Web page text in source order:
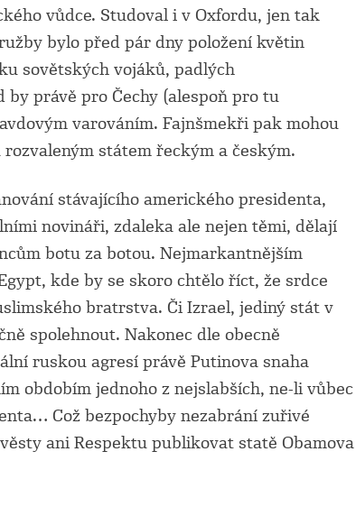
vůdce. Studoval i v Oxfordu, jen tak
bylo před pár dny položení květin
sovětských vojáků, padlých
právě pro Čechy (alespoň pro tu
varováním. Fajnšmekři pak mohou
státem řeckým a českým.
stávajícího amerického presidenta,
novináři, zdaleka ale nejen těmi, dělají
botu za botou. Nejmarkantnějším
kde by se skoro chtělo říct, že srdce
bratrstva. Či Izrael, jediný stát v
spolehnout. Nakonec dle obecně
ruskou agresí právě Putinova snaha
obdobím jednoho z nejslabších, ne-li vůbec
Což bezpochyby nezabrání zuřivé
ani Respektu publikovat statě Obamova